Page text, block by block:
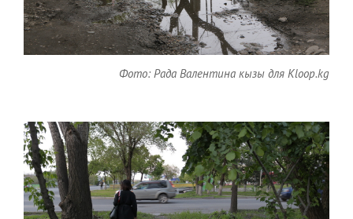
Фото: Рада Валентина кызы для Kloop.kg